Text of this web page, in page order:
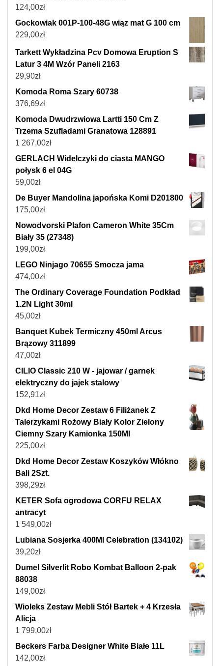
124,00zł
Gockowiak 001P-100-48G wiąz mat G 100 cm
229,00zł
Tarkett Wykładzina Pcv Domowa Eruption S
Latur 3 4M Wzór Paneli 2163
29,90zł
Komoda Roma Szary 60738
376,69zł
Komoda Dwudrzwiowa Lartti 150 Cm Z
Trzema Szufladami Granatowa 128891
1 267,00zł
GERLACH Widelczyki do ciasta MANGO
połysk 6 el 04G
59,00zł
De Buyer Mandolina japońska Komi D201800
175,00zł
Nowodvorski Plafon Cameron White 35Cm
Biały 35 (27348)
199,00zł
LEGO Ninjago 70655 Smocza jama
474,00zł
The Ordinary Coverage Foundation Podkład
1.2N Light 30ml
45,00zł
Banquet Kubek Termiczny 450ml Arcus
Brązowy 311899
47,00zł
CILIO Classic 210 W - jajowar / garnek
elektryczny do jajek stalowy
152,91zł
Dkd Home Decor Zestaw 6 Filiżanek Z
Talerzykami Rożowy Biały Kolor Zielony
Ciemny Szary Kamionka 150Ml
225,00zł
Dkd Home Decor Zestaw Koszyków Włókno
Bali 2Szt.
398,29zł
KETER Sofa ogrodowa CORFU RELAX
antracyt
1 549,00zł
Lubiana Sosjerka 400Ml Celebration (134102)
39,20zł
Dumel Silverlit Robo Kombat Balloon 2-pak
88038
149,00zł
Wioleks Zestaw Mebli Stół Bartek + 4 Krzesła
Alicja
1 799,00zł
Beckers Farba Designer White Białe 11L
142,00zł